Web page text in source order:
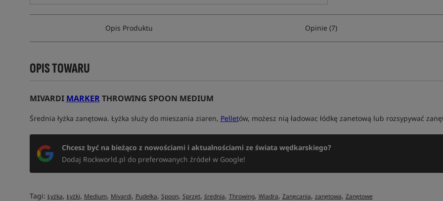
Opis Produktu Opinie (7)
OPIS TOWARU
MIVARDI MARKERTHROWING SPOON MEDIUM
Średnia łyżka zanętowa. Łyżka służy do mieszania ziaren, Pelletów, możesz nią ładowac łódkę zanetową lub rozsypywać
Chcesz być na bieżąco z nowościami i aktualnościami ze świata wędkarskiego?
Dodaj Rockworld.pl do preferowanych źródeł w Google!
Tagi: Łyżka, Łyżki, Medium, Mivardi, Pudełka, Spoon, Sprzęt, średnia, Throwing, Wiadra, Zanęcania, zanętowa, Zanętowe